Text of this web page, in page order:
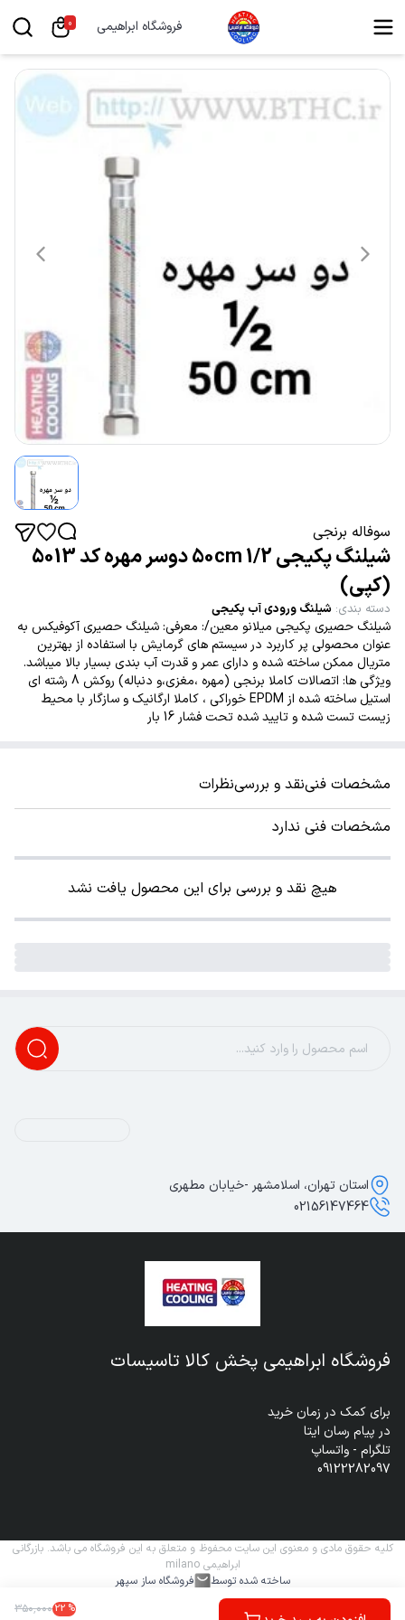
فروشگاه ابراهیمی 0
سوفاله برنجی
شیلنگ پکیجی 50cm 1/2 دوسر مهره کد 5013
(کپی)
دسته بندی: شیلنگ ورودی آب پکیجی
۳۵۰٬۰۰۰22 %
شیلنگ حصیری پکیجی میلانو معین/: معرفی: شیلنگ حصیری آکوفیکس به
عنوان محصولی پر کاربرد در سیستم های گرمایش با استفاده از بهترین
متریال ممکن ساخته شده و دارای عمر و قدرت آب بندی بسیار بالا میباشد.
ویژگی ها: اتصالات کاملا برنجی (مهره ،مغزی،و دنباله) روکش 8 رشته ای
استیل ساخته شده از EPDM خوراکی ، کاملا ارگانیک و سازگار با محیط
زیست تست شده و تایید شده تحت فشار 16 بار
مشخصات فنینقد و بررسینظرات
مشخصات فنی ندارد
هیچ نقد و بررسی برای این محصول یافت نشد
فروشگاه ابراهیمی پخش کالا تاسیسات
09122282097
استان تهران، اسلامشهر -خیابان مطهری
02156147464
کلیه حقوق مادی و معنوی این سایت محفوظ و متعلق به این فروشگاه می باشد. بازرگانی
ابراهیمی milano
ساخته شده توسط
فروشگاه ساز سپهر